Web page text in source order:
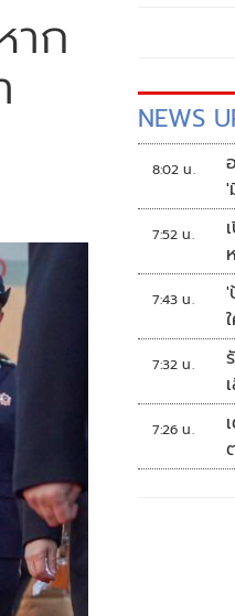
ก
NEWS
8:02 น.
'
7:52 น.
7:43 น.
'
7:32 น.
7:26 น.